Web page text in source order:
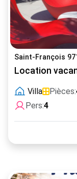
Saint-François
Location
Villa Pièces:
Pers:4